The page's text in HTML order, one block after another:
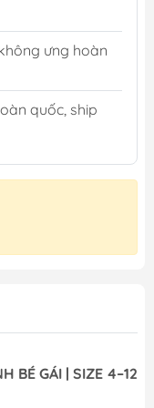
ưng hoàn
quốc, ship
BÉ GÁI | SIZE 4–12